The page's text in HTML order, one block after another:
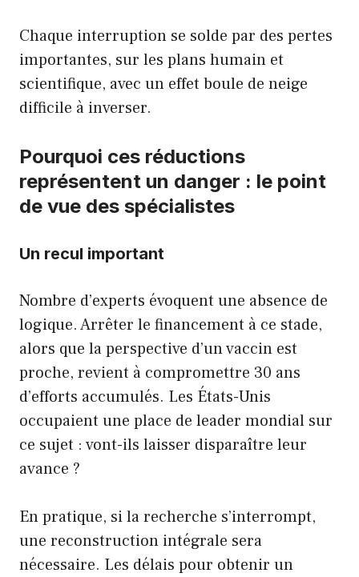
Chaque interruption se solde par des pertes
importantes, sur les plans humain et
scientifique, avec un effet boule de neige
difficile à inverser.
Pourquoi ces réductions
représentent un danger : le point
de vue des spécialistes
Un recul important
Nombre d’experts évoquent une absence de
logique. Arrêter le financement à ce stade,
alors que la perspective d’un vaccin est
proche, revient à compromettre 30 ans
d’efforts accumulés. Les États-Unis
occupaient une place de leader mondial sur
ce sujet : vont-ils laisser disparaître leur
avance ?
En pratique, si la recherche s’interrompt,
une reconstruction intégrale sera
nécessaire. Les délais pour obtenir un